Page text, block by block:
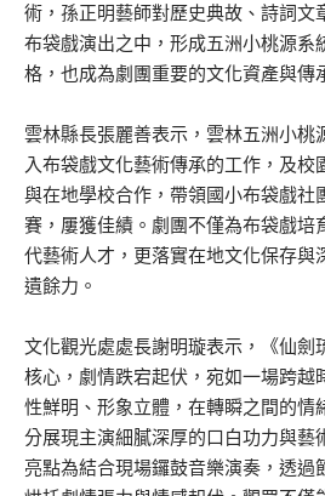
術，孫正明藝師對歷史典故、詩詞文
布袋戲演出之中，形成五洲小桃源系
格，也成為劇團重要的文化資產與傳
雲林縣長張麗善表示，雲林五洲小桃
入布袋戲文化藝術傳承的工作，及校
與在地學校合作，帶領國小布袋戲社
賽，屢獲佳績。劇團不僅為布袋戲培
代藝術人才，更落實在地文化保存與
遺餘力。
文化觀光處處長謝明璇表示，《仙劍
核心，劇情跌宕起伏，宛如一場跨越
性鮮明、形象立體，在轉瞬之間的情
分展現主演細膩深厚的口白功力與藝
亮點為結合現場鑼鼓音樂演奏，透過